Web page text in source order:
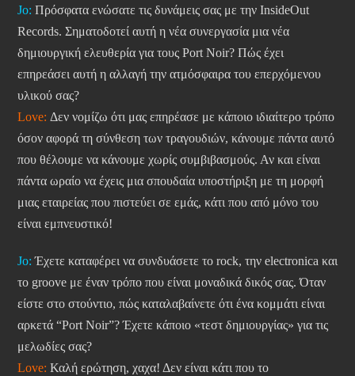
Jo: Πρόσφατα ενώσατε τις δυνάμεις σας με την InsideOut
Records. Σηματοδοτεί αυτή η νέα συνεργασία μια νέα
δημιουργική ελευθερία για τους Port Noir? Πώς έχει
επηρεάσει αυτή η αλλαγή την ατμόσφαιρα του επερχόμενου
υλικού σας?
Love: Δεν νομίζω ότι μας επηρέασε με κάποιο ιδιαίτερο τρόπο
όσον αφορά τη σύνθεση των τραγουδιών, κάνουμε πάντα αυτό
που θέλουμε να κάνουμε χωρίς συμβιβασμούς. Αν και είναι
πάντα ωραίο να έχεις μια σπουδαία υποστήριξη με τη μορφή
μιας εταιρείας που πιστεύει σε εμάς, κάτι που από μόνο του
είναι εμπνευστικό!
Jo: Έχετε καταφέρει να συνδυάσετε το rock, την electronica και
το groove με έναν τρόπο που είναι μοναδικά δικός σας. Όταν
είστε στο στούντιο, πώς καταλαβαίνετε ότι ένα κομμάτι είναι
αρκετά “Port Noir”? Έχετε κάποιο «τεστ δημιουργίας» για τις
μελωδίες σας?
Love: Καλή ερώτηση, χαχα! Δεν είναι κάτι που το